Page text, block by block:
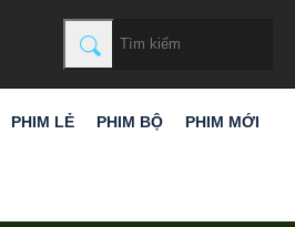
PHIM LẺ PHIM BỘ PHIM MỚI